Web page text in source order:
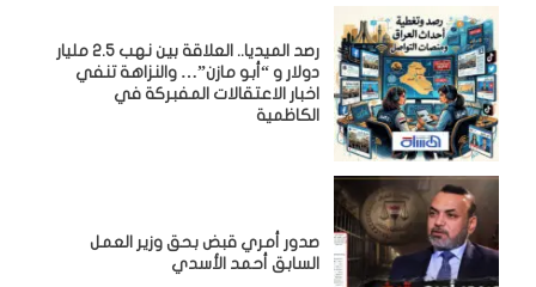
رصد الميديا.. العلاقة بين نهب 2.5 مليار
دولار و “أبو مازن”… والنزاهة تنفي
اخبار الاعتقالات المفبركة في
الكاظمية
صدور أمري قبض بحق وزير العمل
السابق أحمد الأسدي